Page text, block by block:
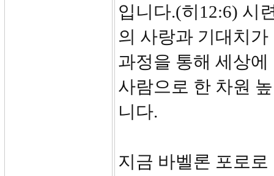
입니다.(히12:6) 시
의 사랑과 기대치
과정을 통해 세상
사람으로 한 차원
니다.
지금 바벨론 포로